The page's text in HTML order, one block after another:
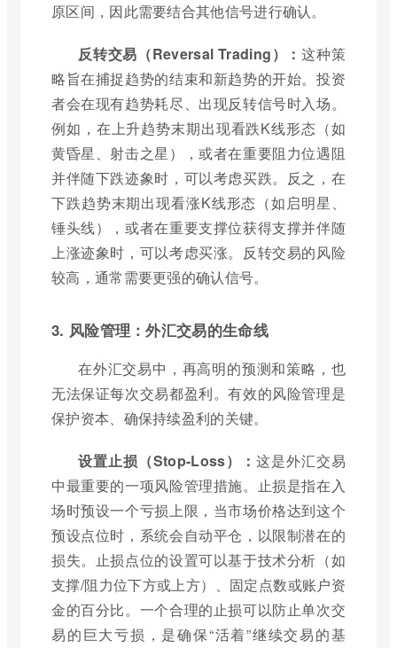
原区间，因此需要结合其他信号进行确认。
反转交易（Reversal Trading）：这种策
略旨在捕捉趋势的结束和新趋势的开始。投资
者会在现有趋势耗尽、出现反转信号时入场。
例如，在上升趋势末期出现看跌K线形态（如
黄昏星、射击之星），或者在重要阻力位遇阻
并伴随下跌迹象时，可以考虑买跌。反之，在
下跌趋势末期出现看涨K线形态（如启明星、
锤头线），或者在重要支撑位获得支撑并伴随
上涨迹象时，可以考虑买涨。反转交易的风险
较高，通常需要更强的确认信号。
3. 风险管理：外汇交易的生命线
在外汇交易中，再高明的预测和策略，也
无法保证每次交易都盈利。有效的风险管理是
保护资本、确保持续盈利的关键。
设置止损（Stop-Loss）： 这是外汇交易
中最重要的一项风险管理措施。止损是指在入
场时预设一个亏损上限，当市场价格达到这个
预设点位时，系统会自动平仓，以限制潜在的
损失。止损点位的设置可以基于技术分析（如
支撑/阻力位下方或上方）、固定点数或账户资
金的百分比。一个合理的止损可以防止单次交
易的巨大亏损，是确保“活着”继续交易的基